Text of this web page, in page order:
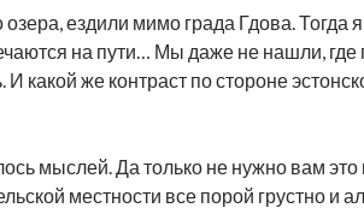
ездили мимо града Гдова. Тогда я
на пути… Мы даже не нашли, где
какой же контраст по стороне
мыслей. Да только не нужно вам это
местности все порой грустно и